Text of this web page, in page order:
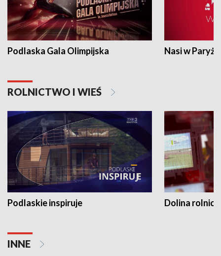
Podlaska Gala Olimpijska Nasi w Paryżu
ROLNICTWO I WIEŚ
Podlaskie inspiruje Dolina
INNE